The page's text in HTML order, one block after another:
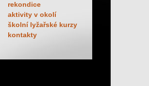
rekondice
aktivity v okolí
školní lyžařské kurzy
kontakty